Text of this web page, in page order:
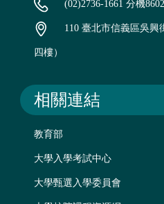
(02)2736-1661 分機
110 臺北市信義區吳興
四樓）
相關連結
教育部
大學入學考試中心
大學甄選入學委員會